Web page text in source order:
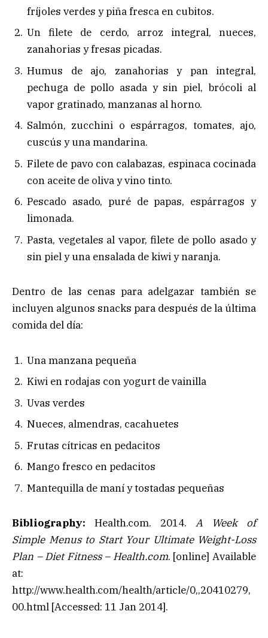
fríjoles verdes y piña fresca en cubitos.
Un filete de cerdo, arroz integral, nueces,
zanahorias y fresas picadas.
Humus de ajo, zanahorias y pan integral,
pechuga de pollo asada y sin piel, brócoli al
vapor gratinado, manzanas al horno.
Salmón, zucchini o espárragos, tomates, ajo,
cuscús y una mandarina.
Filete de pavo con calabazas, espinaca cocinada
con aceite de oliva y vino tinto.
Pescado asado, puré de papas, espárragos y
limonada.
Pasta, vegetales al vapor, filete de pollo asado y
sin piel y una ensalada de kiwi y naranja.
Dentro de las cenas para adelgazar también se
incluyen algunos snacks para después de la última
comida del día:
Una manzana pequeña
Kiwi en rodajas con yogurt de vainilla
Uvas verdes
Nueces, almendras, cacahuetes
Frutas cítricas en pedacitos
Mango fresco en pedacitos
Mantequilla de maní y tostadas pequeñas
Bibliography: Health.com. 2014. A Week of
Simple Menus to Start Your Ultimate Weight-Loss
Plan – Diet Fitness – Health.com. [online] Available
at:
http://www.health.com/health/article/0,,20410279,
00.html [Accessed: 11 Jan 2014].